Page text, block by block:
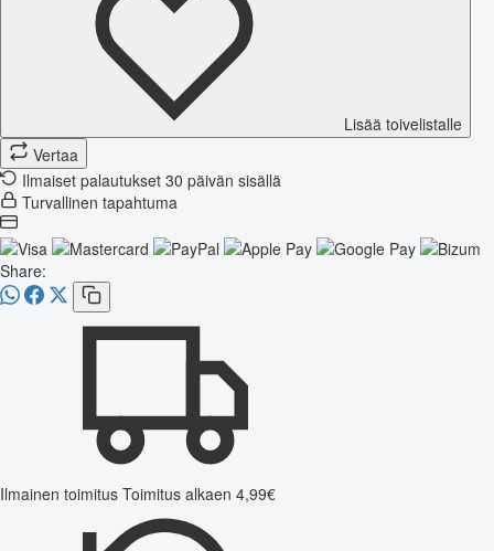
Lisää toivelistalle
Vertaa
Ilmaiset palautukset 30 päivän sisällä
Turvallinen tapahtuma
Share:
Ilmainen toimitus Toimitus alkaen 4,99€